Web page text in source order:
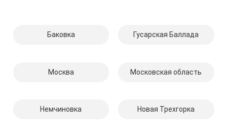
Баковка Гусарская Баллада
Москва Московская область
Немчиновка Новая Трехгорка